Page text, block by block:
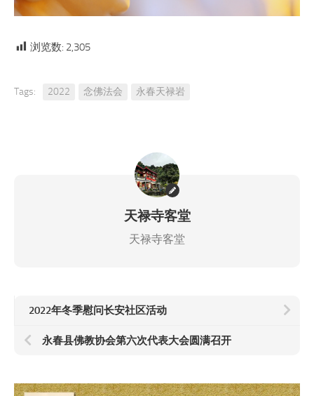
浏览数: 2,305
Tags: 2022 念佛法会 永春天禄岩
天禄寺客堂
天禄寺客堂
2022年冬季慰问长安社区活动
永春县佛教协会第六次代表大会圆满召开